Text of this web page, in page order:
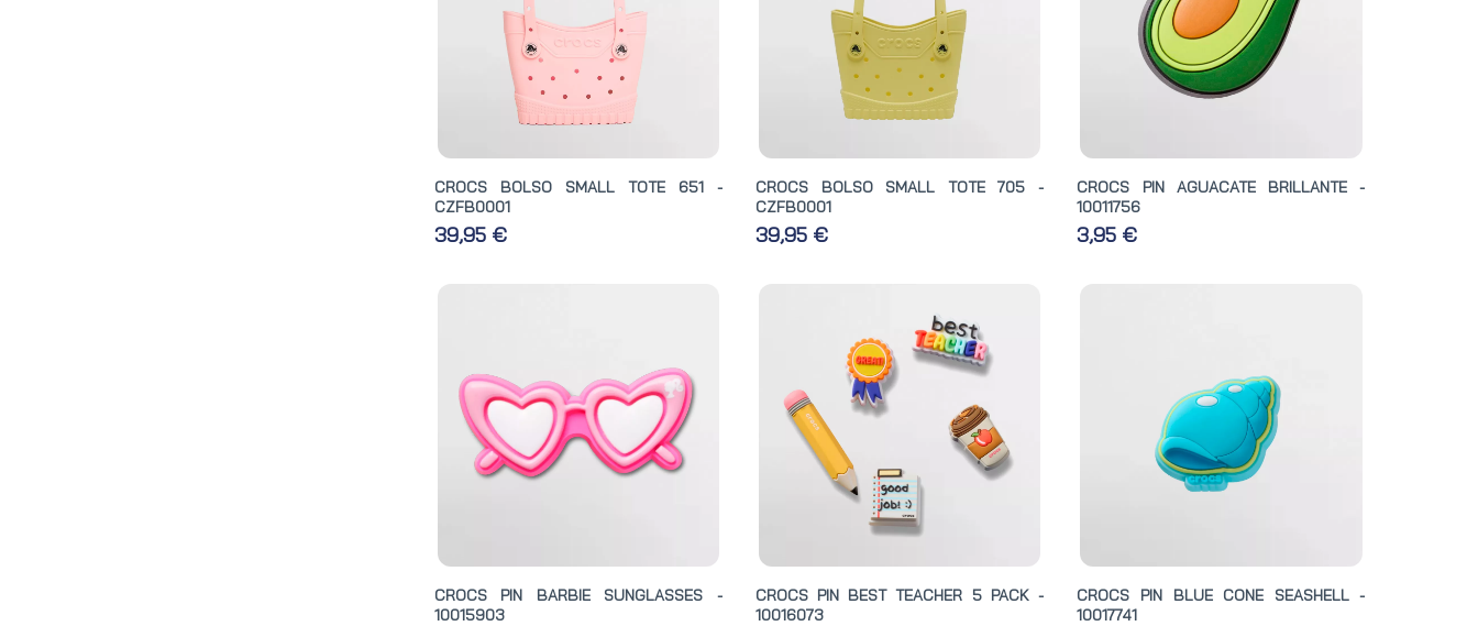
CROCS BOLSO SMALL TOTE 651 -
CZFB0001
39,95 €
CROCS BOLSO SMALL TOTE 705 -
CZFB0001
39,95 €
CROCS PIN AGUACATE BRILLANTE -
10011756
3,95 €
CROCS PIN BARBIE SUNGLASSES -
10015903
CROCS PIN BEST TEACHER 5 PACK -
10016073
CROCS PIN BLUE CONE SEASHELL -
10017741